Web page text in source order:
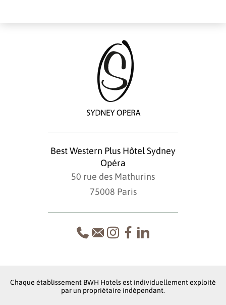
Best Western Plus Hôtel Sydney
Opéra
50 rue des Mathurins
75008 Paris
Chaque établissement BWH Hotels est individuellement exploité
par un propriétaire indépendant.